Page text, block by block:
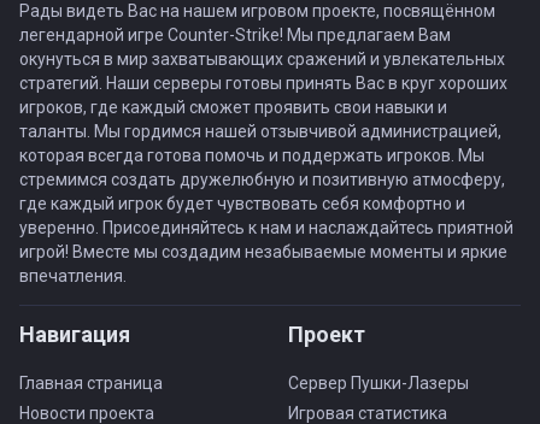
Рады видеть Вас на нашем игровом проекте, посвящённом
легендарной игре Counter-Strike! Мы предлагаем Вам
окунуться в мир захватывающих сражений и увлекательных
стратегий. Наши серверы готовы принять Вас в круг хороших
игроков, где каждый сможет проявить свои навыки и
таланты. Мы гордимся нашей отзывчивой администрацией,
которая всегда готова помочь и поддержать игроков. Мы
стремимся создать дружелюбную и позитивную атмосферу,
где каждый игрок будет чувствовать себя комфортно и
уверенно. Присоединяйтесь к нам и наслаждайтесь приятной
игрой! Вместе мы создадим незабываемые моменты и яркие
впечатления.
Навигация
Главная страница
Новости проекта
Проект
Сервер Пушки-Лазеры
Игровая статистика